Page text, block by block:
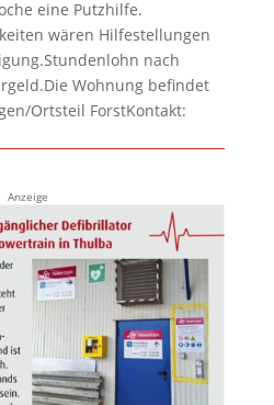
eine Putzhilfe.
wären Hilfestellungen
nach
Wohnung befindet
Ortsteil ForstKontakt:
Anzeige